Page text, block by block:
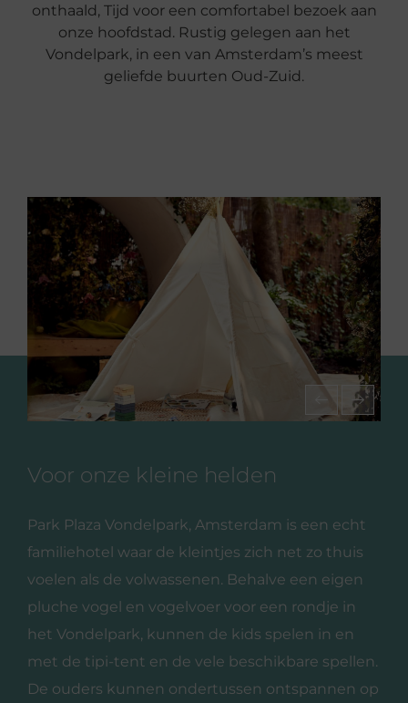
onthaald, Tijd voor een comfortabel bezoek aan
onze hoofdstad. Rustig gelegen aan het
Vondelpark, in een van Amsterdam’s meest
geliefde buurten Oud-Zuid.
Voor onze kleine helden
Park Plaza Vondelpark, Amsterdam is een echt
familiehotel waar de kleintjes zich net zo thuis
voelen als de volwassenen. Behalve een eigen
pluche vogel en vogelvoer voor een rondje in
het Vondelpark, kunnen de kids spelen in en
met de tipi-tent en de vele beschikbare spellen.
De ouders kunnen ondertussen ontspannen op